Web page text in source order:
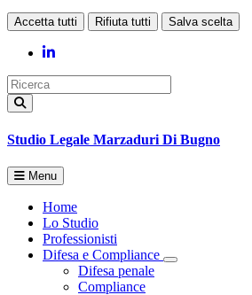
Accetta tutti Rifiuta tutti Salva scelta
Studio Legale Marzaduri Di Bugno
Menu
Home
Lo Studio
Professionisti
Difesa e Compliance
Toggle Dropdown
Difesa penale
Compliance